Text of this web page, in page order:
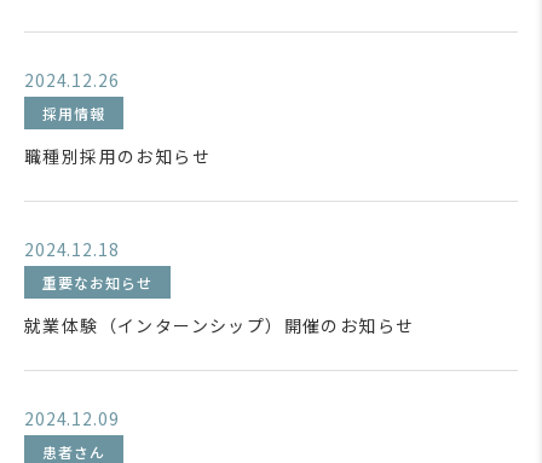
2024.12.26
採用情報
職種別採用のお知らせ
2024.12.18
重要なお知らせ
就業体験（インターンシップ）開催のお知らせ
2024.12.09
患者さん